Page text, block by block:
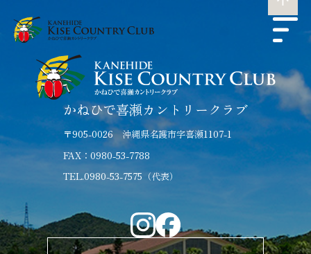
かねひで喜瀬カントリークラブ
〒905-0026 沖縄県名護市字喜瀬1107-1
FAX：0980-53-7788
TEL.0980-53-7575（代表）